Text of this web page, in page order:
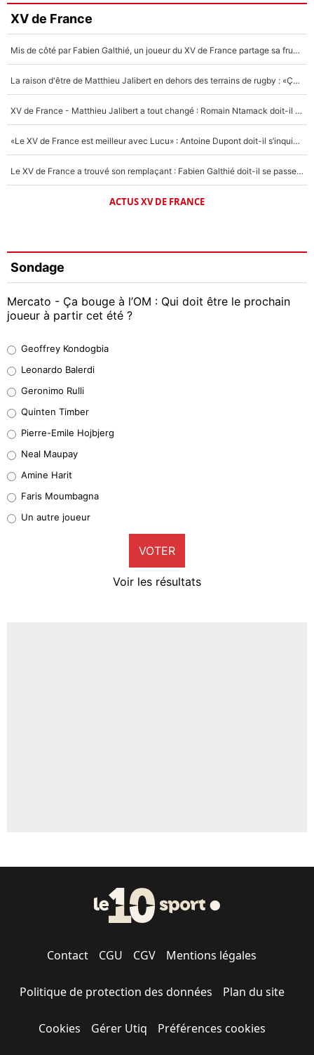
XV de France
Mis de côté par Fabien Galthié, un joueur du XV de France partage sa frustration : «ils ne me l’ont pas dit tout de suite»
La raison d'être de Matthieu Jalibert en dehors des terrains de rugby : «Ça m'atteint autant que si tu touches à un membre de ma famille»
XV de France - Matthieu Jalibert a tout changé : Romain Ntamack doit-il s’inquiéter pour sa place à un an de la Coupe du monde ?
«Le XV de France est meilleur avec Lucu» : Antoine Dupont doit-il s’inquiéter pour sa place ?
Le XV de France a trouvé son remplaçant : Fabien Galthié doit-il se passer d'Antoine Dupont ?
ACTUS XV DE FRANCE
Sondage
Mercato - Ça bouge à l’OM : Qui doit être le prochain
joueur à partir cet été ?
38%
32%
4%
1%
9%
Geoffrey Kondogbia
Leonardo Balerdi
Geronimo Rulli
Quinten Timber
Pierre-Emile Hojbjerg
Neal Maupay
Amine Harit
Faris Moumbagna
Un autre joueur
VOTER
Voir les résultats
Contact CGU CGV Mentions légales
Politique de protection des données Plan du site
Cookies Gérer Utiq Préférences cookies